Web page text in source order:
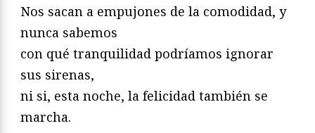
Nos sacan a empujones de la comodidad, y
nunca sabemos
con qué tranquilidad podríamos ignorar
sus sirenas,
ni si, esta noche, la felicidad también se
marcha.